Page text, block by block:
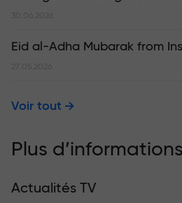
30.06.2026
Eid al-Adha Mubarak from
27.05.2026
Voir tout
Plus d’informations
Actualités TV